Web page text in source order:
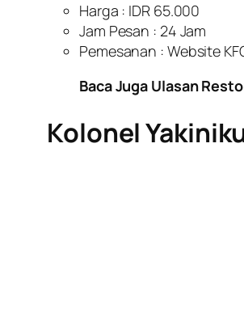
Harga : IDR 65.000
Jam Pesan : 24 Jam
Pemesanan : Website
Baca Juga Ulasan
Kolonel